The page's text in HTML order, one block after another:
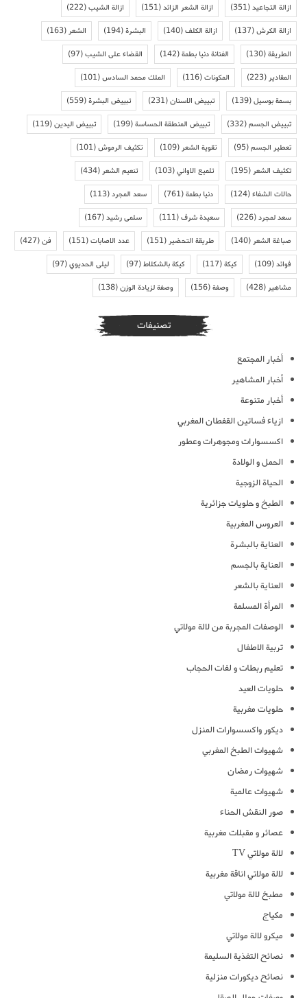
ازالة التجاعيد(351) ازالة الشعر الزائد(151) ازالة الشيب(222)
ازالة الكرش(137) ازالة الكلف(140) البشرة(194) الشعر(163)
الطريقة(130) الفنانة دنيا بطمة(142) القضاء على الشيب(97)
المقادير(223) المكونات(116) الملك محمد السادس(101)
بسمة بوسيل(139) تبييض الاسنان(231) تبييض البشرة(559)
تبييض الجسم(332) تبييض المنطقة الحساسة(199) تبييض اليدين(119)
تعطير الجسم(95) تقوية الشعر(109) تكثيف الرموش(101)
تكثيف الشعر(195) تلميع الاواني(103) تنعيم الشعر(434)
حالات الشفاء(124) دنيا بطمة(761) سعد المجرد(113)
سعد لمجرد(226) سعيدة شرف(111) سلمى رشيد(167)
صباغة الشعر(140) طريقة التحضير(151) عدد الاصابات(151) فن(427)
فوائد(109) كيكة(117) كيكة بالشكلاط(97) ليلى الحديوي(97)
مشاهير(428) وصفة(156) وصفة لزيادة الوزن(138)
تصنيفات
أخبار المجتمع
أخبار المشاهير
أخبار متنوعة
ازياء فساتين القفطان المغربي
اكسسوارات ومجوهرات وعطور
الحمل و الولادة
الحياة الزوجية
الطبخ و حلويات جزائرية
العروس المغربية
العناية بالبشرة
العناية بالجسم
العناية بالشعر
المرأة المسلمة
الوصفات المجربة من لالة مولاتي
تربية الاطفال
تعليم ربطات و لفات الحجاب
حلويات العيد
حلويات مغربية
ديكور واكسسوارات المنزل
شهيوات الطبخ المغربي
شهيوات رمضان
شهيوات عالمية
صور النقش الحناء
عصائر و مقبلات مغربية
لالة مولاتي TV
لالة مولاتي اناقة مغربية
مطبخ لالة مولاتي
مكياج
ميكرو لالة مولاتي
نصائح التغذية السليمة
نصائح ديكورات منزلية